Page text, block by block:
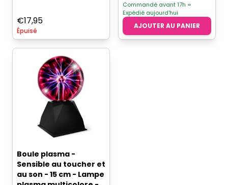
€17,95
Épuisé
Commandé avant 17h =
Expédié aujourd'hui
AJOUTER AU PANIER
Boule plasma -
Sensible au toucher et
au son - 15 cm - Lampe